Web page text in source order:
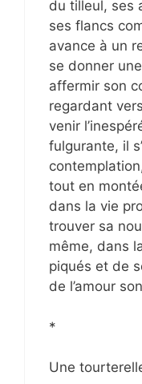
du tilleul, ses
ses flancs
avance à un
se donner
affermir son
regardant
venir
fulgurante, il
tout en
dans la vie
trouver sa
même, dans
piqués et de
de l’amour
*
Une